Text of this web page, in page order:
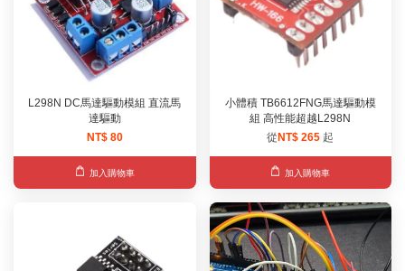
L298N DC馬達驅動模組 直流馬
達驅動
NT$ 80
加入購物車
小體積 TB6612FNG馬達驅動模
組 高性能超越L298N
從 NT$ 265 起
加入購物車